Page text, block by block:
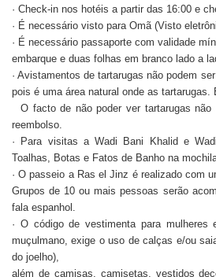
· Check-in nos hotéis a partir das 16:00 e
· É necessário visto para Omã (Visto
· É necessário passaporte com validade
embarque e duas folhas em branco lado a
· Avistamentos de tartarugas não podem
pois é uma área natural onde as tartarugas.
O facto de não poder ver tartarugas não
reembolso.
· Para visitas a Wadi Bani Khalid e
Toalhas, Botas e Fatos de Banho na
· O passeio a Ras el Jinz é realizado com
Grupos de 10 ou mais pessoas serão
fala espanhol.
· O código de vestimenta para
muçulmano, exige o uso de calças e/ou
do joelho),
além de camisas, camisetas, vestidos